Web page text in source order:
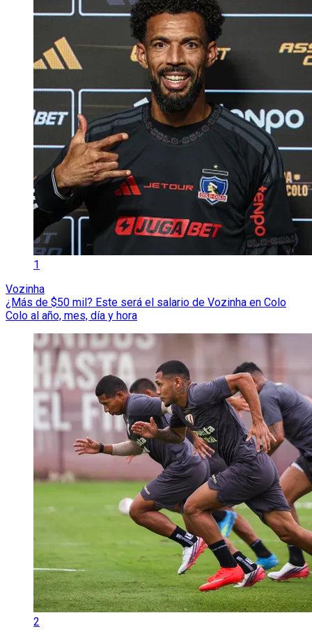
1
Vozinha
¿Más de $50 mil? Este será el salario de Vozinha en Colo
Colo al año, mes, día y hora
2